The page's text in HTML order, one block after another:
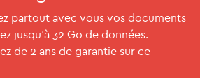
partout avec vous vos documents
jusqu'à 32 Go de données.
de 2 ans de garantie sur ce